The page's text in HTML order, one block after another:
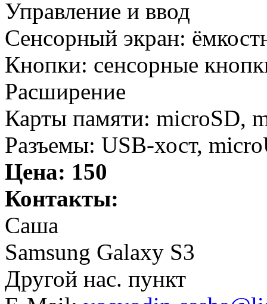
Управление и ввод
Сенсорный экран:
Кнопки: сенсорные
Расширение
Карты памяти: microSD,
Разъемы: USB-хост,
Цена: 150
Контакты:
Саша
Samsung Galaxy S3
Другой нас. пункт